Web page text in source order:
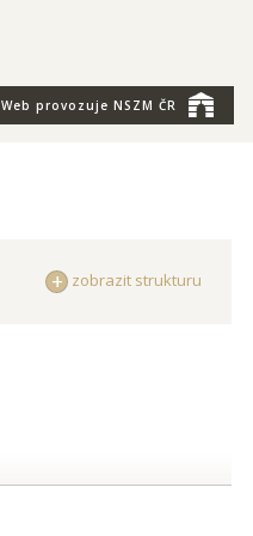
Web provozuje NSZM ČR
zobrazit strukturu